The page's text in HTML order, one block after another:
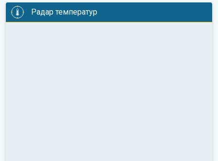
Радар температур